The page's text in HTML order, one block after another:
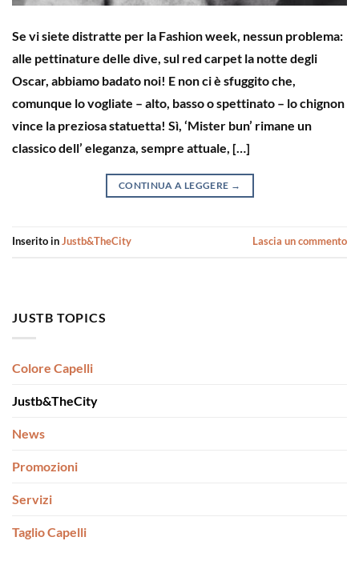
Se vi siete distratte per la Fashion week, nessun problema:
alle pettinature delle dive, sul red carpet la notte degli
Oscar, abbiamo badato noi! E non ci è sfuggito che,
comunque lo vogliate – alto, basso o spettinato – lo chignon
vince la preziosa statuetta! Sì, ‘Mister bun’ rimane un
classico dell’ eleganza, sempre attuale, […]
CONTINUA A LEGGERE →
Inserito inJustb&TheCity Lascia un commento
JUSTB TOPICS
Colore Capelli
Justb&TheCity
News
Promozioni
Servizi
Taglio Capelli